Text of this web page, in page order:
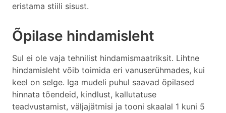
eristama stiili sisust.
Õpilase hindamisleht
Sul ei ole vaja tehnilist hindamismaatriksit. Lihtne
hindamisleht võib toimida eri vanuserühmades, kui
keel on selge. Iga mudeli puhul saavad õpilased
hinnata tõendeid, kindlust, kallutatuse
teadvustamist, väljajätmisi ja tooni skaalal 1 kuni 5